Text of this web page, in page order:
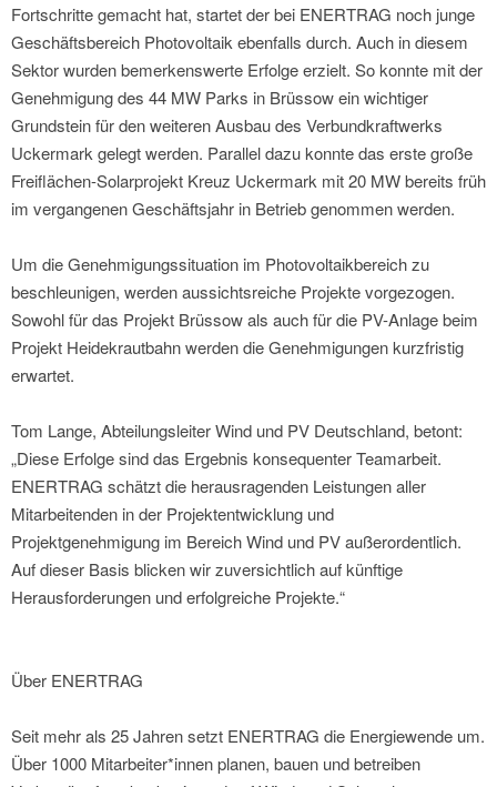
Fortschritte gemacht hat, startet der bei ENERTRAG noch junge
Geschäftsbereich Photovoltaik ebenfalls durch. Auch in diesem
Sektor wurden bemerkenswerte Erfolge erzielt. So konnte mit der
Genehmigung des 44 MW Parks in Brüssow ein wichtiger
Grundstein für den weiteren Ausbau des Verbundkraftwerks
Uckermark gelegt werden. Parallel dazu konnte das erste große
Freiflächen-Solarprojekt Kreuz Uckermark mit 20 MW bereits früh
im vergangenen Geschäftsjahr in Betrieb genommen werden.
Um die Genehmigungssituation im Photovoltaikbereich zu
beschleunigen, werden aussichtsreiche Projekte vorgezogen.
Sowohl für das Projekt Brüssow als auch für die PV-Anlage beim
Projekt Heidekrautbahn werden die Genehmigungen kurzfristig
erwartet.
Tom Lange, Abteilungsleiter Wind und PV Deutschland, betont:
„Diese Erfolge sind das Ergebnis konsequenter Teamarbeit.
ENERTRAG schätzt die herausragenden Leistungen aller
Mitarbeitenden in der Projektentwicklung und
Projektgenehmigung im Bereich Wind und PV außerordentlich.
Auf dieser Basis blicken wir zuversichtlich auf künftige
Herausforderungen und erfolgreiche Projekte.“
Über ENERTRAG
Seit mehr als 25 Jahren setzt ENERTRAG die Energiewende um.
Über 1000 Mitarbeiter*innen planen, bauen und betreiben